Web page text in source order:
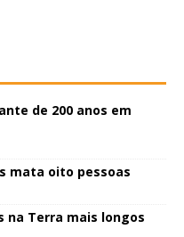
de 200 anos em
mata oito pessoas
na Terra mais longos